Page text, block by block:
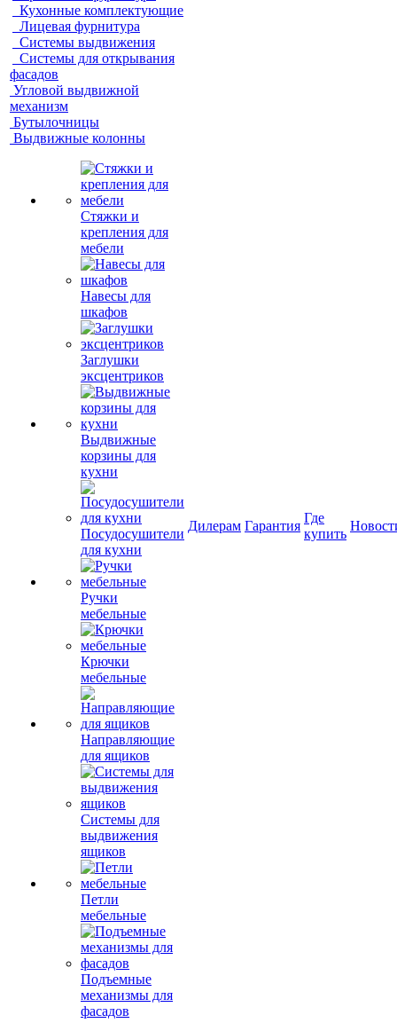
Кухонные комплектующие
Лицевая фурнитура
Системы выдвижения
Системы для открывания
фасадов
Угловой выдвижной
механизм
Бутылочницы
Выдвижные колонны
Стяжки и
крепления для
мебели
Навесы для
шкафов
Заглушки
эксцентриков
Выдвижные
корзины для
кухни
Посудосушители
для кухни
Ручки
мебельные
Крючки
мебельные
Направляющие
для ящиков
Системы для
выдвижения
ящиков
Петли
мебельные
Подъемные
механизмы для
фасадов
Дилерам Гарантия
Где
купить